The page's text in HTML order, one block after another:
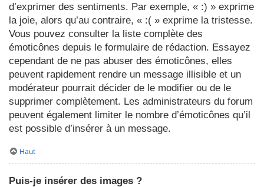
d’exprimer des sentiments. Par exemple, « :) » exprime
la joie, alors qu’au contraire, « :( » exprime la tristesse.
Vous pouvez consulter la liste complète des
émoticônes depuis le formulaire de rédaction. Essayez
cependant de ne pas abuser des émoticônes, elles
peuvent rapidement rendre un message illisible et un
modérateur pourrait décider de le modifier ou de le
supprimer complètement. Les administrateurs du forum
peuvent également limiter le nombre d’émoticônes qu’il
est possible d’insérer à un message.
Haut
Puis-je insérer des images ?